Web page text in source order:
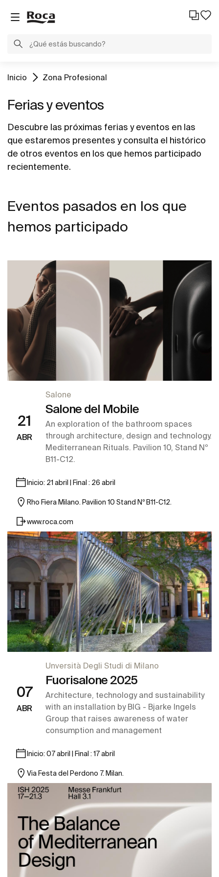
Inicio Zona Profesional
Ferias y eventos
Descubre las próximas ferias y eventos en las
que estaremos presentes y consulta el histórico
de otros eventos en los que hemos participado
recientemente.
Eventos pasados en los que
hemos participado
21
ABR
Salone
Salone del Mobile
An exploration of the bathroom spaces
through architecture, design and technology.
Mediterranean Rituals. Pavilion 10, Stand Nº
B11-C12.
Inicio: 21 abril | Final : 26 abril
Rho Fiera Milano. Pavilion 10 Stand Nº B11-C12.
www.roca.com
07
ABR
Unversità Degli Studi di Milano
Fuorisalone 2025
Architecture, technology and sustainability
with an installation by BIG - Bjarke Ingels
Group that raises awareness of water
consumption and management
Inicio: 07 abril | Final : 17 abril
Via Festa del Perdono 7. Milan.